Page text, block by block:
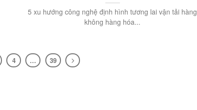
5 xu hướng công nghệ định hình tương lai vận tải hàng
không hàng hóa...
4 … 39